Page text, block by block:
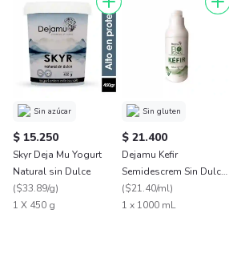
Sin azúcar
$ 15.250
Skyr Deja Mu Yogurt
Natural sin Dulce
($33.89/g)
1 X 450 g
Sin gluten
$ 21.400
Dejamu Kefir
Semidescrem Sin Dulce
Natur
($21.40/ml)
1 x 1000 mL